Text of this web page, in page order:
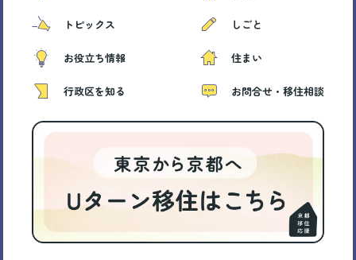
トピックス
お役立ち情報
行政区を知る
しごと
住まい
お問合せ・移住相談